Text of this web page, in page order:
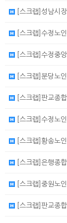
[스크랩]성남시장애인가족지
[스크랩]수정노인종
[스크랩]수정중앙노인종합복지
[스크랩]분당노인종
[스크랩]판교종합사회복지
[스크랩]수정노인종합
[스크랩]황송노인종합
[스크랩]은행종합사회복지
[스크랩]중원노인종합
[스크랩]판교종합사회복지관,